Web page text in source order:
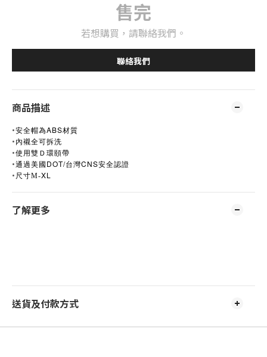
售完
若想購買，請聯絡我們。
聯絡我們
商品描述
•安全帽為ABS材質
• 內襯全可拆洗
•使用雙Ｄ環頤帶
•通過美國DOT/台灣CNS安全認證
• 尺寸M-XL
了解更多
送貨及付款方式